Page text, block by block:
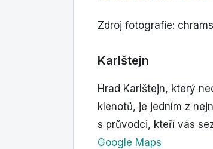
Zdroj fotografie:
Karlštejn
Hrad Karlštejn, který
klenotů, je jedním z
s průvodci, kteří vás
Google Maps